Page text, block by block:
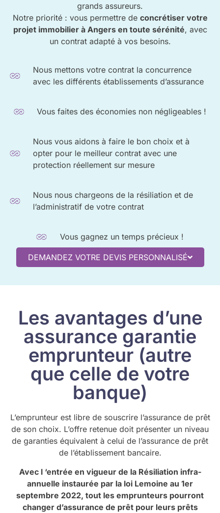
grands assureurs.
Notre priorité : vous permettre de concrétiser votre
projet immobilier à Angers en toute sérénité, avec
un contrat adapté à vos besoins.
Nous mettons votre contrat la concurrence
avec les différents établissements d’assurance
Vous faites des économies non négligeables !
Nous vous aidons à faire le bon choix et à
opter pour le meilleur contrat avec une
protection réellement sur mesure
Nous nous chargeons de la résiliation et de
l’administratif de votre contrat
Vous gagnez un temps précieux !
DEMANDEZ VOTRE DEVIS PERSONNALISÉ
Les avantages d’une
assurance garantie
emprunteur (autre
que celle de votre
banque)
L’emprunteur est libre de souscrire l’assurance de prêt
de son choix. L’offre retenue doit présenter un niveau
de garanties équivalent à celui de l’assurance de prêt
de l’établissement bancaire.
Avec l ‘entrée en vigueur de la Résiliation infra-
annuelle instaurée par la loi Lemoine au 1er
septembre 2022, tout les emprunteurs pourront
changer d’assurance de prêt pour leurs prêts